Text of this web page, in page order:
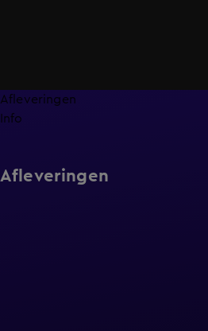
Afleveringen
Info
Afleveringen